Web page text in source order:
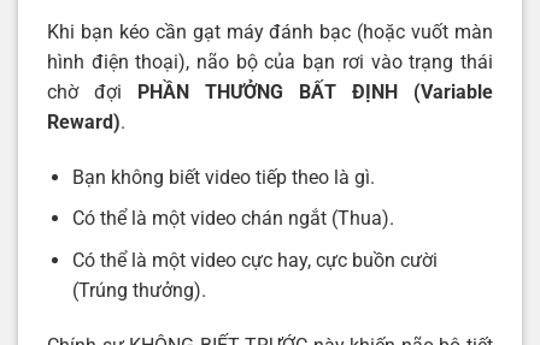
Khi bạn kéo cần gạt máy đánh bạc (hoặc vuốt màn
hình điện thoại), não bộ của bạn rơi vào trạng thái
chờ đợi PHẦN THƯỞNG BẤT ĐỊNH (Variable
Reward).
Bạn không biết video tiếp theo là gì.
Có thể là một video chán ngắt (Thua).
Có thể là một video cực hay, cực buồn cười
(Trúng thưởng).